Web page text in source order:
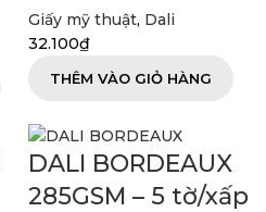
Giấy mỹ thuật, Dali
32.100₫
THÊM VÀO GIỎ HÀNG
DALI BORDEAUX
285GSM – 5 tờ/xấp